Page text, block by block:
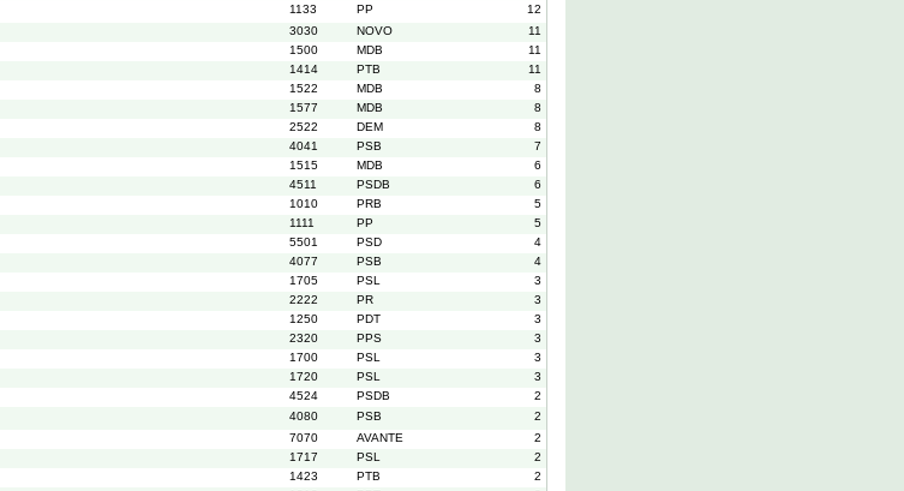
1133 PP
12
3030 NOVO
11
1500 MDB
11
1414 PTB
11
1522 MDB
8
1577 MDB
8
2522 DEM
8
4041 PSB
7
1515 MDB
6
4511 PSDB
6
1010 PRB
5
1111 PP
5
5501 PSD
4
4077 PSB
4
1705 PSL
3
2222 PR
3
1250 PDT
3
2320 PPS
3
1700 PSL
3
1720 PSL
3
4524 PSDB
2
4080 PSB
2
7070 AVANTE
2
1717 PSL
2
1423 PTB
2